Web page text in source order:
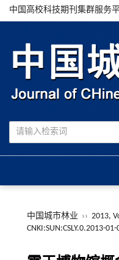
中国高校科技期刊集群服务
中国城市林业 ›› 2013,
CNKI:SUN:CSLY.0.2013-01-